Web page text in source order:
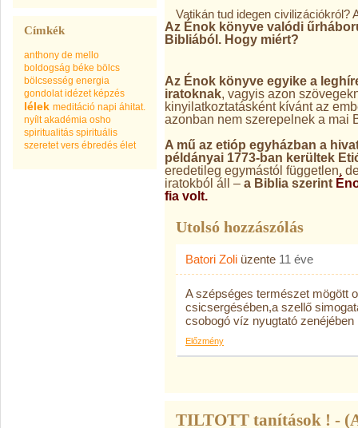
Címkék
anthony de mello
boldogság béke bölcs
bölcsesség energia
gondolat idézet képzés
lélek meditáció napi áhitat.
nyílt akadémia osho
spiritualitás spirituális
szeretet vers ébredés élet
Vatikán tud idegen civilizációkról?
Az Énok könyve valódi
Bibliából. Hogy miért?
Az Énok könyve egyike a
iratoknak , vagyis azon
kinyilatkoztatásként kívánt az
azonban nem szerepelnek a mai
A mű az etióp egyházban a
példányai 1773-ban kerültek
eredetileg egymástól független,
iratokból áll – a Biblia szerint
fia volt.
Utolsó hozzászólás
Batori Zoli üzente 11 éve
A szépséges természet mögött
csicsergésében,a szellő
csobogó víz nyugtató
Előzmény
TILTOTT tanítások ! -